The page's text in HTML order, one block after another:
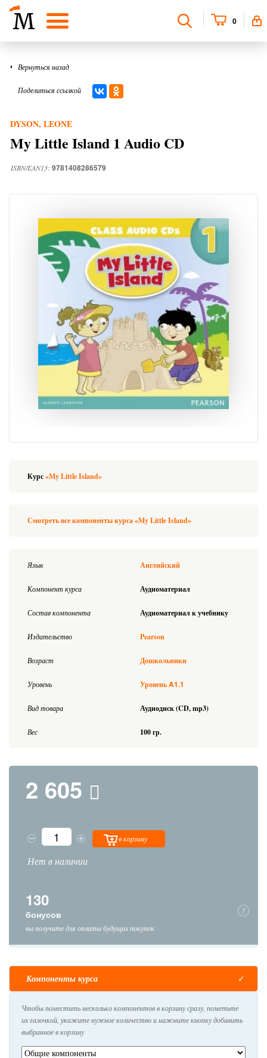
0
Вернуться назад
Поделиться ссылкой
DYSON, LEONE
My Little Island 1 Audio CD
ISBN/EAN13: 9781408286579
Курс«My Little Island»
Смотреть все компоненты курса «My Little Island»
Язык Английский
Компонент курса Аудиоматериал
Состав компонента Аудиоматериал к учебнику
Издательство Pearson
Возраст Дошкольники
Уровень УровеньA1.1
Вид товара Аудиодиск (CD, mp3)
Вес 100 гр.
2 605
в корзину
Нет в наличии
130
бонусов
вы получите для оплаты будущих покупок
Компоненты курса
Чтобы поместить несколько компонентов в корзину сразу, пометьте
их галочкой, укажите нужное количество и нажмите кнопку добавить
выбранное в корзину